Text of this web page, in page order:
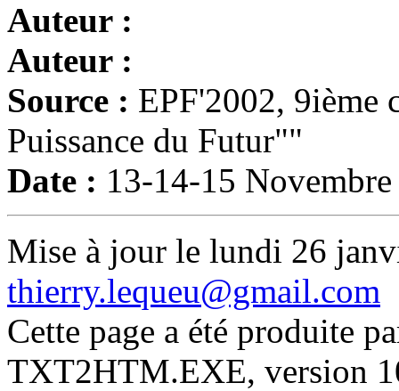
Auteur :
Auteur :
Source : EPF'2002, 9ième
Puissance du Futur""
Date : 13-14-15
Mise à jour le lundi 26
thierry.lequeu@gmail.com
Cette page a été produite
TXT2HTM.EXE, version